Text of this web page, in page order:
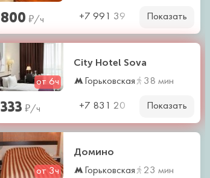
800 ₽/ч +7 991 39 Показать
от 6ч
City Hotel Sova
38 мин
Горьковская
333 ₽/ч +7 831 20 Показать
от 3ч
Домино
23 мин
Горьковская